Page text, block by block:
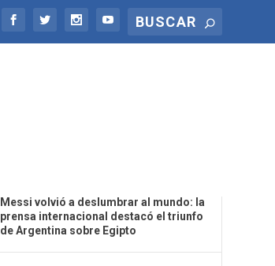
Messi volvió a deslumbrar al mundo: la
prensa internacional destacó el triunfo
de Argentina sobre Egipto